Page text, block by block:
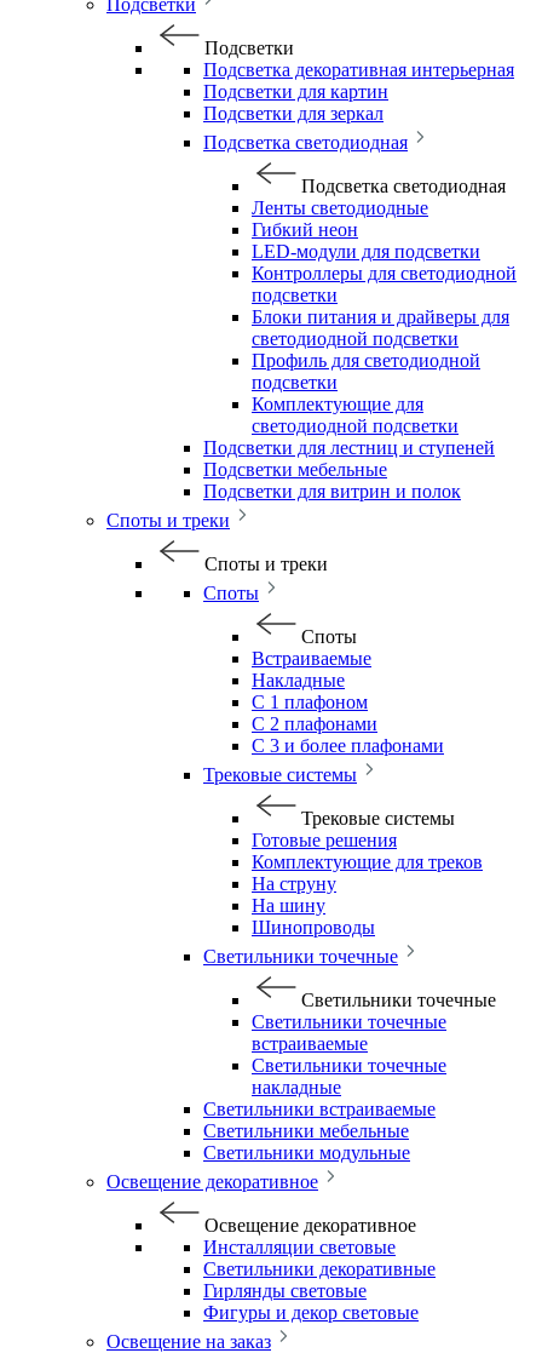
Подсветки
Подсветки
Подсветка декоративная интерьерная
Подсветки для картин
Подсветки для зеркал
Подсветка светодиодная
Подсветка светодиодная
Ленты светодиодные
Гибкий неон
LED-модули для подсветки
Контроллеры для светодиодной
подсветки
Блоки питания и драйверы для
светодиодной подсветки
Профиль для светодиодной
подсветки
Комплектующие для
светодиодной подсветки
Подсветки для лестниц и ступеней
Подсветки мебельные
Подсветки для витрин и полок
Споты и треки
Споты и треки
Споты
Споты
Встраиваемые
Накладные
С 1 плафоном
С 2 плафонами
С 3 и более плафонами
Трековые системы
Трековые системы
Готовые решения
Комплектующие для треков
На струну
На шину
Шинопроводы
Светильники точечные
Светильники точечные
Светильники точечные
встраиваемые
Светильники точечные
накладные
Светильники встраиваемые
Светильники мебельные
Светильники модульные
Освещение декоративное
Освещение декоративное
Инсталляции световые
Светильники декоративные
Гирлянды световые
Фигуры и декор световые
Освещение на заказ